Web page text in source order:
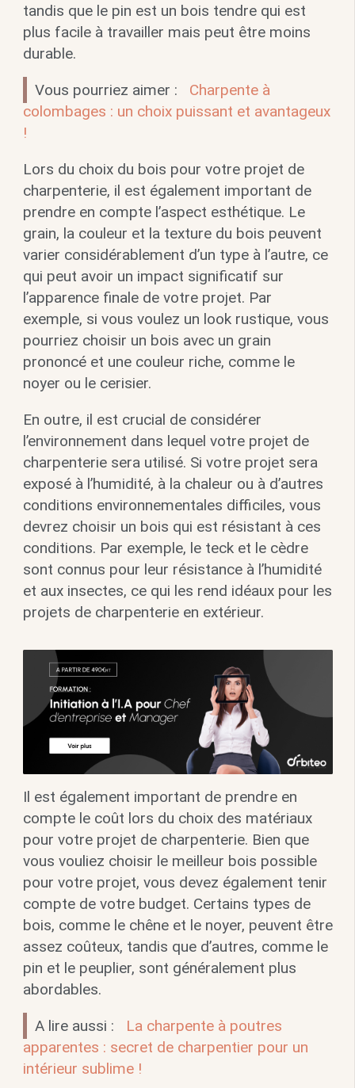
tandis que le pin est un bois tendre qui est
plus facile à travailler mais peut être moins
durable.
Vous pourriez aimer :
Charpente à
colombages : un choix puissant et avantageux
!
Lors du choix du bois pour votre projet de
charpenterie, il est également important de
prendre en compte l’aspect esthétique. Le
grain, la couleur et la texture du bois peuvent
varier considérablement d’un type à l’autre, ce
qui peut avoir un impact significatif sur
l’apparence finale de votre projet. Par
exemple, si vous voulez un look rustique, vous
pourriez choisir un bois avec un grain
prononcé et une couleur riche, comme le
noyer ou le cerisier.
En outre, il est crucial de considérer
l’environnement dans lequel votre projet de
charpenterie sera utilisé. Si votre projet sera
exposé à l’humidité, à la chaleur ou à d’autres
conditions environnementales difficiles, vous
devrez choisir un bois qui est résistant à ces
conditions. Par exemple, le teck et le cèdre
sont connus pour leur résistance à l’humidité
et aux insectes, ce qui les rend idéaux pour les
projets de charpenterie en extérieur.
Il est également important de prendre en
compte le coût lors du choix des matériaux
pour votre projet de charpenterie. Bien que
vous vouliez choisir le meilleur bois possible
pour votre projet, vous devez également tenir
compte de votre budget. Certains types de
bois, comme le chêne et le noyer, peuvent être
assez coûteux, tandis que d’autres, comme le
pin et le peuplier, sont généralement plus
abordables.
A lire aussi :
La charpente à poutres
apparentes : secret de charpentier pour un
intérieur sublime !